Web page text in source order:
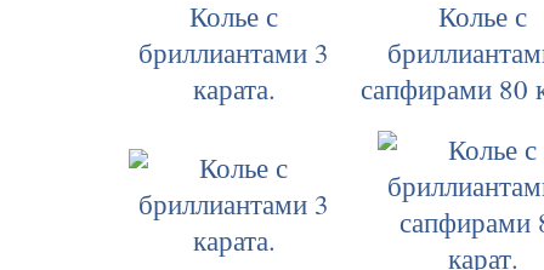
Колье с
бриллиантами 3
карата.
Колье с
сапфирами 80